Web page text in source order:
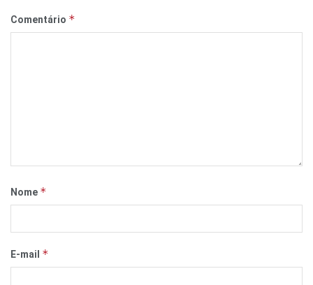
Comentário *
Nome *
E-mail *